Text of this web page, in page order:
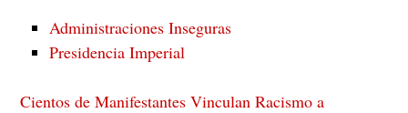
Administraciones Inseguras
Presidencia Imperial
Cientos de Manifestantes Vinculan Racismo a